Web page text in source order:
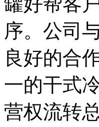
序。公司
良好的合
一的干式
营权流转